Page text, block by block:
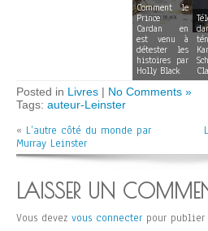
Comment le
Prince
Cardan en
est venu à
détester les
histoires par
Holly Black
Posted in Livres | No Comments »
Tags: auteur-Leinster
« L’autre côté du monde par
Murray Leinster
LAISSER UN
Vous devez vous connecter pour